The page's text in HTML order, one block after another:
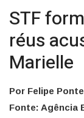
STF
réus
Marielle
Por Felipe
Fonte: Agência